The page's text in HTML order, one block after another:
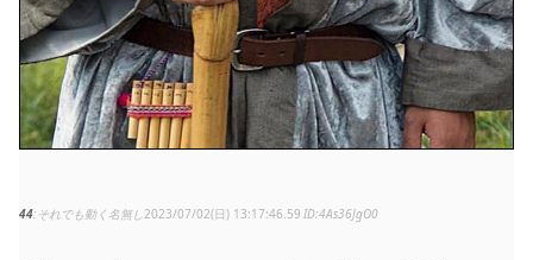
44 それでも動く名無し2023/07/02(日) 13:17:46.59 4As36JgO0